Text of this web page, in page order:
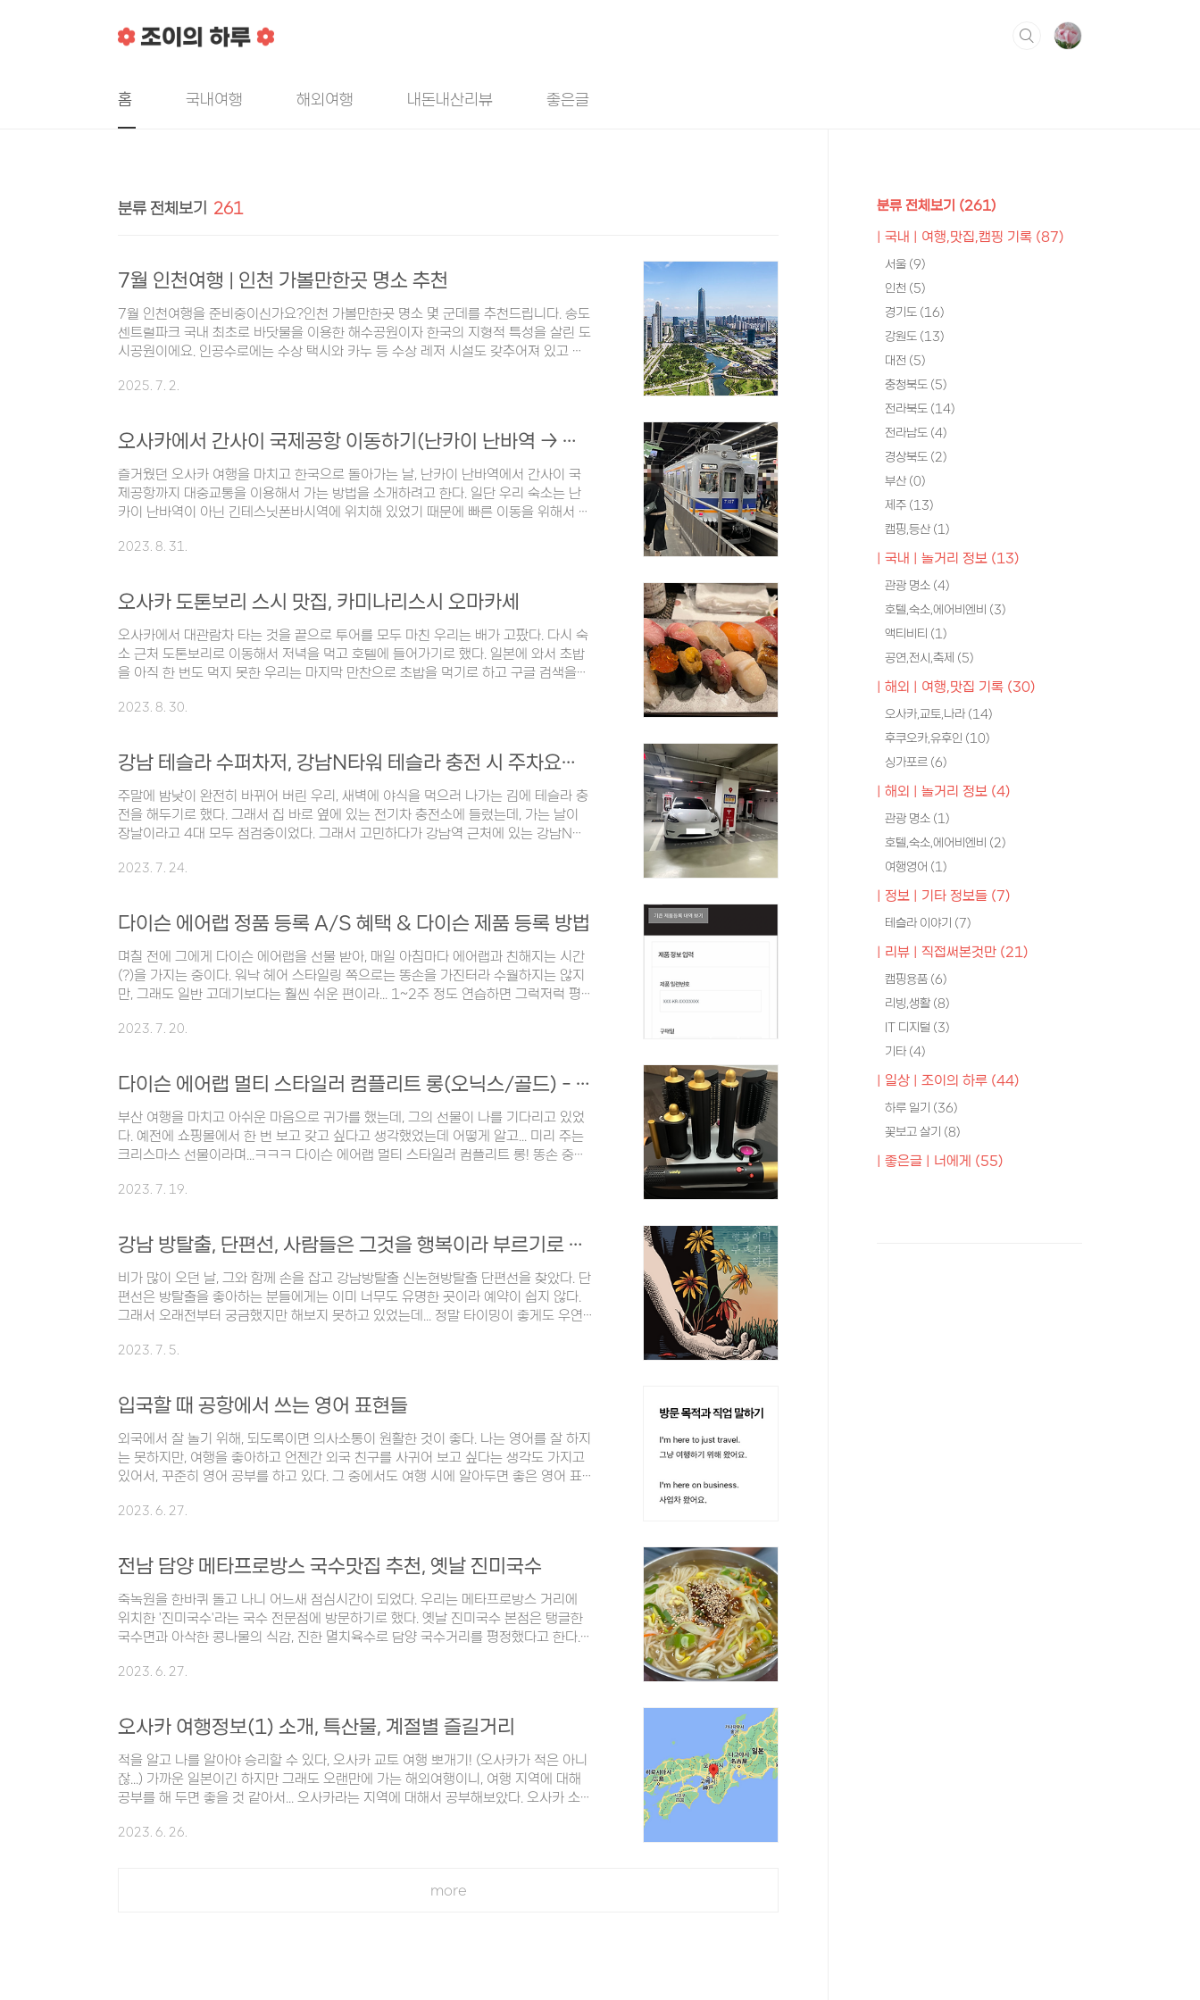
홈 국내여행 해외여행 내돈내산리뷰 좋은글
분류 전체보기 261
7월 인천여행 | 인천 가볼만한곳 명소 추천
7월 인천여행을 준비중이신가요?인천 가볼만한곳 명소 몇 군데를 추천드립니다. 송도
센트럴파크 국내 최초로 바닷물을 이용한 해수공원이자 한국의 지형적 특성을 살린 도
시공원이에요. 인공수로에는 수상 택시와 카누 등 수상 레저 시설도 갖추어져 있고 공
니다. 인천 차이나타운한국에서 유일하게 공식 지정된 차이나타운이에요. 차이나타운
는 탕수육, 짜장면이 있답니다. 월미도와도 가깝기 때문에 함께 둘러보셔도 좋을 것 같
아요. 월미도인천의 핫플레이스, 월미도는 정말 유명한..
2025. 7. 2.
오사카에서 간사이 국제공항 이동하기(난카이 난바역 → 간사이 국제공항)
즐거웠던 오사카 여행을 마치고 한국으로 돌아가는 날, 난카이 난바역에서 간사이 국
제공항까지 대중교통을 이용해서 가는 방법을 소개하려고 한다. 일단 우리 숙소는 난
카이 난바역이 아닌 긴테스닛폰바시역에 위치해 있었기 때문에 빠른 이동을 위해서 택
도착을 하면 지하가 아닌 위층으로 올라간다. 비행기 표지판을 따라 가면 쉽게 찾을 수
공항을 가장 빠르게 연결해 주는 교통수단 지정석이라서 앉아서 갈 수 있다는 장점이
있음 난카이선(공항철도) 소요시간 : 45 ~..
2023. 8. 31.
오사카 도톤보리 스시 맛집, 카미나리스시 오마카세
오사카에서 대관람차 타는 것을 끝으로 투어를 모두 마친 우리는 배가 고팠다. 다시 숙
소 근처 도톤보리로 이동해서 저녁을 먹고 호텔에 들어가기로 했다. 일본에 와서 초밥
을 아직 한 번도 먹지 못한 우리는 마지막 만찬으로 초밥을 먹기로 하고 구글 검색을
에도 적당한 거리에 있었고, 구글 평점이 4.5점으로 높은 것도 마음에 들었다. 결정을
리까지 택시비는 한화로 3만원대였던 것으로 기억한다. 이건 교통상황에 따라서 차이
가 많이 날 듯 하다. 카미나리 스시는 오사카..
2023. 8. 30.
강남 테슬라 수퍼차저, 강남N타워 테슬라 충전 시 주차요금 등
주말에 밤낮이 완전히 바뀌어 버린 우리, 새벽에 야식을 먹으러 나가는 김에 테슬라 충
전을 해두기로 했다. 그래서 집 바로 옆에 있는 전기차 충전소에 들렀는데, 가는 날이
장날이라고 4대 모두 점검중이었다. 그래서 고민하다가 강남역 근처에 있는 강남N타
치해 있다. 새벽이라 그런지 사람도 없고 주차공간도 매우 넉넉했다. (수퍼차저에 충전
충전 시작! 아! 그리고 테슬라 수퍼차저를 이용할 때에 알아두어야 할 사항이 있다. 전
기차 충전방해행위를 할 시에 과태료..
2023. 7. 24.
다이슨 에어랩 정품 등록 A/S 혜택 & 다이슨 제품 등록 방법
며칠 전에 그에게 다이슨 에어랩을 선물 받아, 매일 아침마다 에어랩과 친해지는 시간
(?)을 가지는 중이다. 워낙 헤어 스타일링 쪽으로는 똥손을 가진터라 수월하지는 않지
만, 그래도 일반 고데기보다는 훨씬 쉬운 편이라... 1~2주 정도 연습하면 그럭저럭 평
2023.07.19 - [| 리뷰 | 직접써본것만/리빙,생활] - 다이슨 에어랩 멀티 스타일러 컴
기다리고 있었다. 예전에 쇼핑몰에서 한 번 보고 갖고 싶다고 생각했었는데 어떻게 알
고... 미리 ..
2023. 7. 20.
다이슨 에어랩 멀티 스타일러 컴플리트 롱(오닉스/골드) - 언박싱
부산 여행을 마치고 아쉬운 마음으로 귀가를 했는데, 그의 선물이 나를 기다리고 있었
다. 예전에 쇼핑몰에서 한 번 보고 갖고 싶다고 생각했었는데 어떻게 알고... 미리 주는
크리스마스 선물이라며...ㅋㅋㅋ 다이슨 에어랩 멀티 스타일러 컴플리트 롱! 똥손 중에
팅으로 남겨보려고 한다. 배송된 박스는 총 3개 였는데, 하나는 본품이고 나머지 두 개
용과 제품을 사용한 후에 리뷰를 남겨 달라는 내용이었다. (이게 어째서 웰컴이야...🤔)
다이슨 에어랩 컴플리트 롱 (..
2023. 7. 19.
강남 방탈출, 단편선, 사람들은 그것을 행복이라 부르기로 했다 후기
비가 많이 오던 날, 그와 함께 손을 잡고 강남방탈출 신논현방탈출 단편선을 찾았다. 단
편선은 방탈출을 좋아하는 분들에게는 이미 너무도 유명한 곳이라 예약이 쉽지 않다.
그래서 오래전부터 궁금했지만 해보지 못하고 있었는데... 정말 타이밍이 좋게도 우연
구 봉은사로4길 36 지하1층 02호 070-8866-0795 강남역 CGV 건물 사잇길로
실내화로 갈아 신고 동의서를 작성한다. 2022년 제 5회 한국 방탈출 어워즈에서 상을
4개나 받은 단편선! (공통..
2023. 7. 5.
입국할 때 공항에서 쓰는 영어 표현들
외국에서 잘 놀기 위해, 되도록이면 의사소통이 원활한 것이 좋다. 나는 영어를 잘 하지
는 못하지만, 여행을 좋아하고 언젠간 외국 친구를 사귀어 보고 싶다는 생각도 가지고
있어서, 꾸준히 영어 공부를 하고 있다. 그 중에서도 여행 시에 알아두면 좋은 영어 표
현들이다. 방문 목적과 직업 말하기 I'm here to just travel. 그냥 여행하기 위해 왔
저는 전업주부 아빠예요. 어디에서 왔는지 + ..
2023. 6. 27.
전남 담양 메타프로방스 국수맛집 추천, 옛날 진미국수
죽녹원을 한바퀴 돌고 나니 어느새 점심시간이 되었다. 우리는 메타프로방스 거리에
위치한 '진미국수'라는 국수 전문점에 방문하기로 했다. 옛날 진미국수 본점은 탱글한
국수면과 아삭한 콩나물의 식감, 진한 멸치육수로 담양 국수거리를 평정했다고 한다.
1길 17 영업시간 : 매일 10:00 - 18:30 연락처 : 061-383-0984 이 곳은 SBS 백
대할 때가 있고, 활기찬 분위기에서 가볍고 맛있는 요리를 기대할 때가 있는데, 진미국
수는 후자가 단연 잘 어울린다..
2023. 6. 27.
오사카 여행정보(1) 소개, 특산물, 계절별 즐길거리
적을 알고 나를 알아야 승리할 수 있다, 오사카 교토 여행 뽀개기! (오사카가 적은 아니
잖...) 가까운 일본이긴 하지만 그래도 오랜만에 가는 해외여행이니, 여행 지역에 대해
공부를 해 두면 좋을 것 같아서... 오사카라는 지역에 대해서 공부해보았다. 오사카 소
㎢인 도시이다. 오사카 경제의 중심은 오사카 시내에 집중되어 있으며, 일본 전체 인구
일본에 거주하는 외국인의 약 10%가 오사카에 살고 있다고 한다. cf. 오사카가 속한
2023. 6. 26.
more
분류 전체보기 (261)
| 국내 | 여행,맛집,캠핑 기록 (87)
서울 (9)
인천 (5)
경기도 (16)
강원도 (13)
대전 (5)
충청북도 (5)
전라북도 (14)
전라남도 (4)
경상북도 (2)
부산 (0)
제주 (13)
캠핑,등산 (1)
| 국내 | 놀거리 정보 (13)
관광 명소 (4)
호텔,숙소,에어비엔비 (3)
액티비티 (1)
공연,전시,축제 (5)
| 해외 | 여행,맛집 기록 (30)
오사카,교토,나라 (14)
후쿠오카,유후인 (10)
싱가포르 (6)
| 해외 | 놀거리 정보 (4)
관광 명소 (1)
호텔,숙소,에어비엔비 (2)
여행영어 (1)
| 정보 | 기타 정보들 (7)
테슬라 이야기 (7)
| 리뷰 | 직접써본것만 (21)
캠핑용품 (6)
리빙,생활 (8)
IT 디지털 (3)
기타 (4)
| 일상 | 조이의 하루 (44)
하루 일기 (36)
꽃보고 살기 (8)
| 좋은글 | 너에게 (55)